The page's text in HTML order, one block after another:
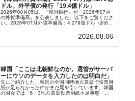
ドル。外平債の発行「19.4億ドル」
2026年08月05日、『韓国銀行』が「2026年07月
の外貨準備高」を公表しました。以下をご覧くださ
い。2026年07月外貨準備高：4,279億ドル（約67
2026.08.06
韓国「ここは北朝鮮なのか。選管がサーバ
ーにウソのデータを入力したのは明白だ」
先にご紹介した、韓国の全国同時地方選挙で投票用
紙が足らなかった件がまだ尾を引いています。韓国
の国会では「6・3地方選挙投票用紙不足事態・国